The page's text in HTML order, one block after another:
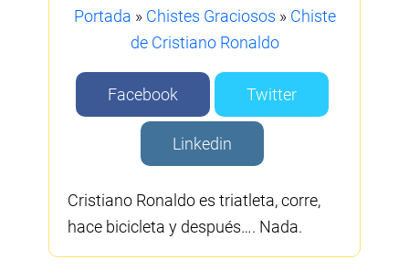
Portada » Chistes Graciosos » Chiste
de Cristiano Ronaldo
Facebook Twitter
Linkedin
Cristiano Ronaldo es triatleta, corre,
hace bicicleta y después…. Nada.